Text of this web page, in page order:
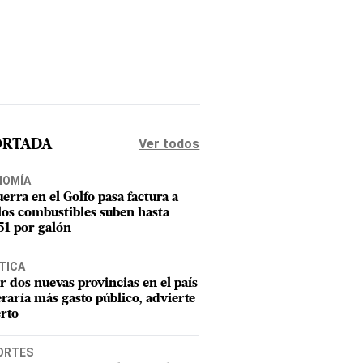
Ver todos
en el Golfo pasa factura a
combustibles suben hasta
por galón
dos nuevas provincias en el país
más gasto público, advierte